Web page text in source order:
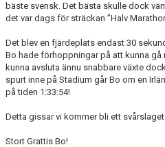
bäste svensk. Det bästa skulle dock
det var dags för sträckan ”Halv
Det blev en fjärdeplats endast 30
Bo hade förhoppningar på att kunna gå
kunna avsluta ännu snabbare växte
spurt inne på Stadium går Bo om en
på tiden 1:33:54!
Detta gissar vi kommer bli ett
Stort Grattis Bo!